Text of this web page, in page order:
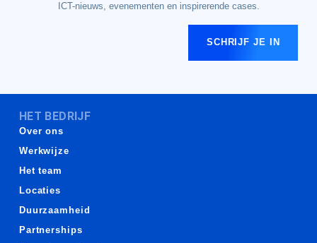
ICT-nieuws, evenementen en inspirerende cases.
SCHRIJF JE IN
HET BEDRIJF
Over ons
Werkwijze
Het team
Locaties
Duurzaamheid
Partnerships